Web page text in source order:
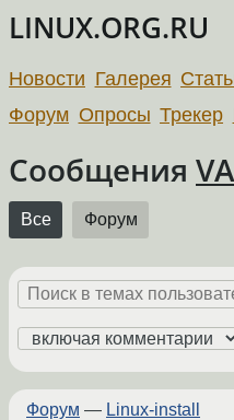
LINUX.ORG.RU
Новости Галерея
Форум Опросы Трекер
Сообщения
Все Форум
Форум — Linux-install